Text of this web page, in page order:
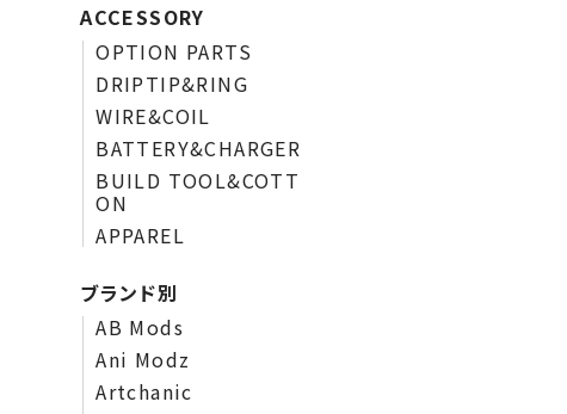
ACCESSORY
OPTION PARTS
DRIPTIP&RING
WIRE&COIL
BATTERY&CHARGER
BUILD TOOL&COTT
ON
APPAREL
ブランド別
AB Mods
Ani Modz
Artchanic